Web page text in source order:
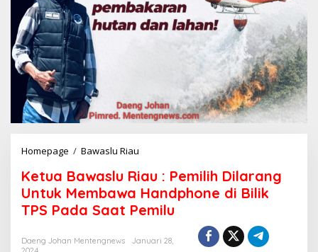
Homepage / Bawaslu Riau
t
u
a
B
w
Ketua Bawaslu Riau : Pemilih Dilarang
Untuk Membawa Handphone di Bilik
TPS Pada Saat Pemilu
Daeng Johan Mentengnews
Januari 28,